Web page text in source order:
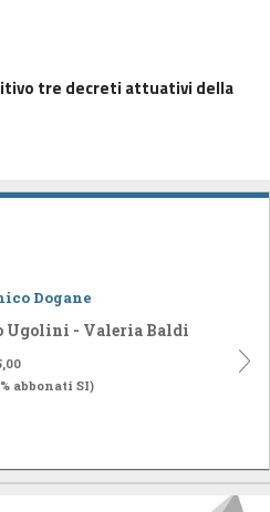
tre decreti attuativi della
Dogane
Ugolini - Valeria Baldi
abbonati SI)